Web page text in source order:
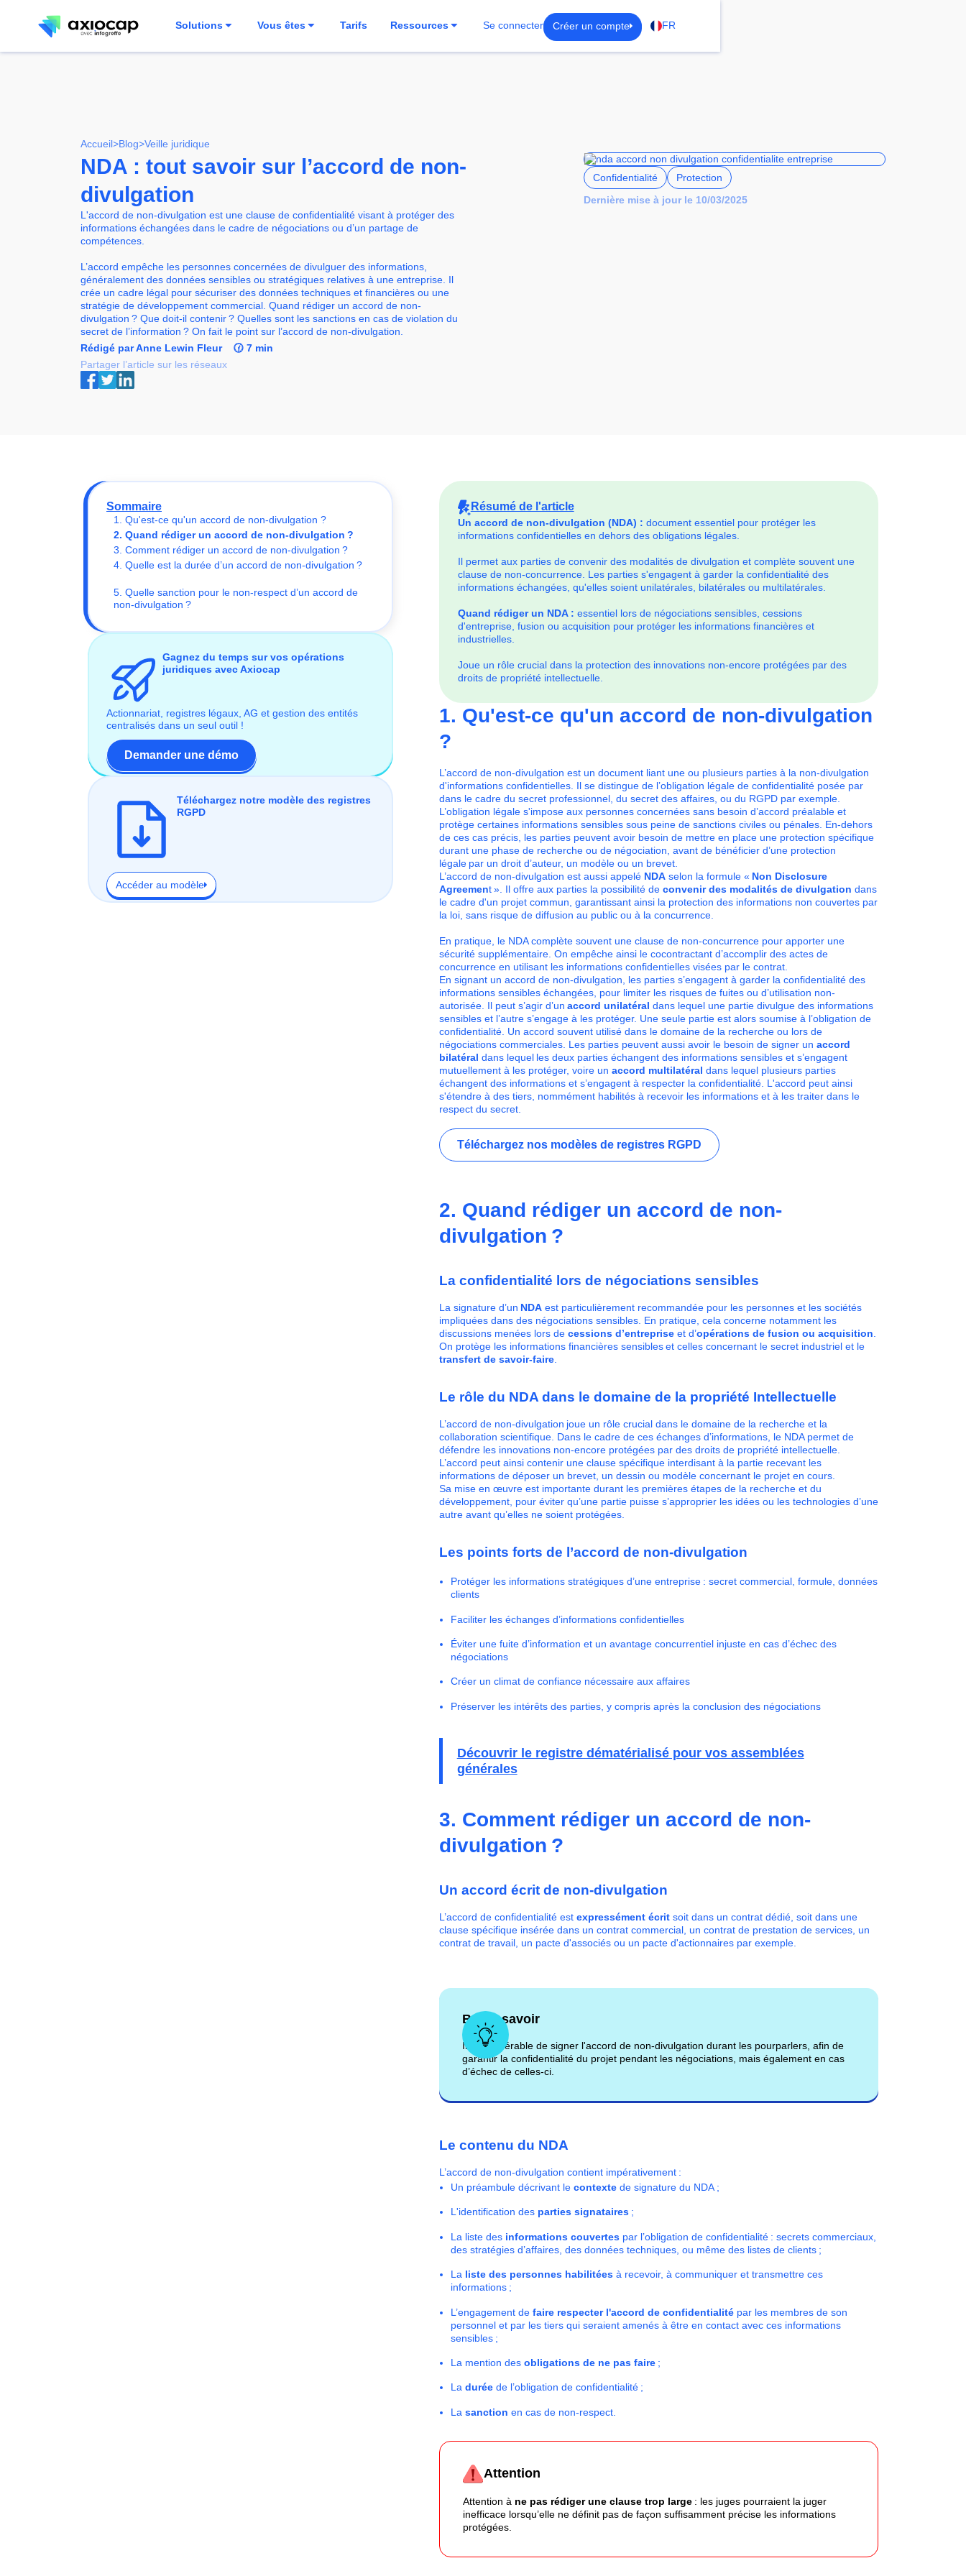
Solutions Vous êtes Tarifs Ressources Se connecter Créer un compte FR
Accueil >Blog>Veille juridique
NDA : tout savoir sur l’accord de non-
divulgation
L'accord de non-divulgation est une clause de confidentialité visant à protéger des
informations échangées dans le cadre de négociations ou d’un partage de
compétences.
L’accord empêche les personnes concernées de divulguer des informations,
généralement des données sensibles ou stratégiques relatives à une entreprise. Il
crée un cadre légal pour sécuriser des données techniques et financières ou une
stratégie de développement commercial. Quand rédiger un accord de non-
divulgation ? Que doit-il contenir ? Quelles sont les sanctions en cas de violation du
secret de l’information ? On fait le point sur l’accord de non-divulgation.
Rédigé par Anne Lewin Fleur
🕜 7 min
Partager l’article sur les réseaux
Confidentialité
Protection
Dernière mise à jour le 10/03/2025
Sommaire
1. Qu'est-ce qu'un accord de non-divulgation ?
2. Quand rédiger un accord de non-divulgation ?
3. Comment rédiger un accord de non-divulgation ?
4. Quelle est la durée d’un accord de non-divulgation ?
5. Quelle sanction pour le non-respect d’un accord de
non-divulgation ?
Gagnez du temps sur vos opérations
juridiques avec Axiocap
Actionnariat, registres légaux, AG et gestion des entités
centralisés dans un seul outil !
Demander une démo
Téléchargez notre modèle des registres
RGPD
Accéder au modèle
Résumé de l'article
Un accord de non-divulgation (NDA) : document essentiel pour protéger les
informations confidentielles en dehors des obligations légales.
Il permet aux parties de convenir des modalités de divulgation et complète souvent une
clause de non-concurrence. Les parties s'engagent à garder la confidentialité des
informations échangées, qu'elles soient unilatérales, bilatérales ou multilatérales.
Quand rédiger un NDA : essentiel lors de négociations sensibles, cessions
d'entreprise, fusion ou acquisition pour protéger les informations financières et
industrielles.
Joue un rôle crucial dans la protection des innovations non-encore protégées par des
droits de propriété intellectuelle.
1. Qu'est-ce qu'un accord de non-divulgation
?
L’accord de non-divulgation est un document liant une ou plusieurs parties à la non-divulgation
d'informations confidentielles. Il se distingue de l’obligation légale de confidentialité posée par
dans le cadre du secret professionnel, du secret des affaires, ou du RGPD par exemple.
L’obligation légale s'impose aux personnes concernées sans besoin d’accord préalable et
protège certaines informations sensibles sous peine de sanctions civiles ou pénales. En-dehors
de ces cas précis, les parties peuvent avoir besoin de mettre en place une protection spécifique
durant une phase de recherche ou de négociation, avant de bénéficier d’une protection
légale par un droit d’auteur, un modèle ou un brevet.
L’accord de non-divulgation est aussi appelé NDAselon la formule « Non Disclosure
Agreement ». Il offre aux parties la possibilité de convenir des modalités de divulgation dans
le cadre d'un projet commun, garantissant ainsi la protection des informations non couvertes par
la loi, sans risque de diffusion au public ou à la concurrence.
En pratique, le NDA complète souvent une clause de non-concurrence pour apporter une
sécurité supplémentaire. On empêche ainsi le cocontractant d’accomplir des actes de
concurrence en utilisant les informations confidentielles visées par le contrat.
En signant un accord de non-divulgation, les parties s’engagent à garder la confidentialité des
informations sensibles échangées, pour limiter les risques de fuites ou d’utilisation non-
autorisée. Il peut s’agir d’un accord unilatéral dans lequel une partie divulgue des informations
sensibles et l’autre s’engage à les protéger. Une seule partie est alors soumise à l’obligation de
confidentialité. Un accord souvent utilisé dans le domaine de la recherche ou lors de
négociations commerciales. Les parties peuvent aussi avoir le besoin de signer un accord
bilatéral dans lequel les deux parties échangent des informations sensibles et s’engagent
mutuellement à les protéger, voire un accord multilatéral dans lequel plusieurs parties
échangent des informations et s’engagent à respecter la confidentialité. L'accord peut ainsi
s'étendre à des tiers, nommément habilités à recevoir les informations et à les traiter dans le
respect du secret.
Téléchargez nos modèles de registres RGPD
2. Quand rédiger un accord de non-
divulgation ?
La confidentialité lors de négociations sensibles
La signature d’un NDAest particulièrement recommandée pour les personnes et les sociétés
impliquées dans des négociations sensibles. En pratique, cela concerne notamment les
discussions menées lors de cessions d’entreprise et d’opérations de fusion ou acquisition
On protège les informations financières sensibles et celles concernant le secret industriel et le
transfert de savoir-faire.
Le rôle du NDA dans le domaine de la propriété Intellectuelle
L’accord de non-divulgation joue un rôle crucial dans le domaine de la recherche et la
collaboration scientifique. Dans le cadre de ces échanges d’informations, le NDA permet de
défendre les innovations non-encore protégées par des droits de propriété intellectuelle.
L’accord peut ainsi contenir une clause spécifique interdisant à la partie recevant les
informations de déposer un brevet, un dessin ou modèle concernant le projet en cours.
Sa mise en œuvre est importante durant les premières étapes de la recherche et du
développement, pour éviter qu’une partie puisse s’approprier les idées ou les technologies d’une
autre avant qu’elles ne soient protégées.
Les points forts de l’accord de non-divulgation
Protéger les informations stratégiques d’une entreprise : secret commercial, formule, données
clients
Faciliter les échanges d’informations confidentielles
Éviter une fuite d’information et un avantage concurrentiel injuste en cas d’échec des
négociations
Créer un climat de confiance nécessaire aux affaires
Préserver les intérêts des parties, y compris après la conclusion des négociations
Découvrir le registre dématérialisé pour vos assemblées
générales
3. Comment rédiger un accord de non-
divulgation ?
Un accord écrit de non-divulgation
L’accord de confidentialité est expressément écritsoit dans un contrat dédié, soit dans une
clause spécifique insérée dans un contrat commercial, un contrat de prestation de services, un
contrat de travail, un pacte d'associés ou un pacte d'actionnaires par exemple.
Bon à savoir
Il est préférable de signer l'accord de non-divulgation durant les pourparlers, afin de
garantir la confidentialité du projet pendant les négociations, mais également en cas
d’échec de celles-ci.
Le contenu du NDA
L’accord de non-divulgation contient impérativement :
Un préambule décrivant le contextede signature du NDA ;
L'identification des parties signataires;
La liste des informations couvertespar l’obligation de confidentialité : secrets commerciaux,
des stratégies d’affaires, des données techniques, ou même des listes de clients ;
La liste des personnes habilitéesà recevoir, à communiquer et transmettre ces
informations ;
L’engagement de faire respecter l'accord de confidentialitépar les membres de son
personnel et par les tiers qui seraient amenés à être en contact avec ces informations
sensibles ;
La mention des obligations de ne pas faire;
La duréede l’obligation de confidentialité ;
La sanction en cas de non-respect.
Attention
Attention à ne pas rédiger une clause trop large: les juges pourraient la juger
inefficace lorsqu’elle ne définit pas de façon suffisamment précise les informations
protégées.